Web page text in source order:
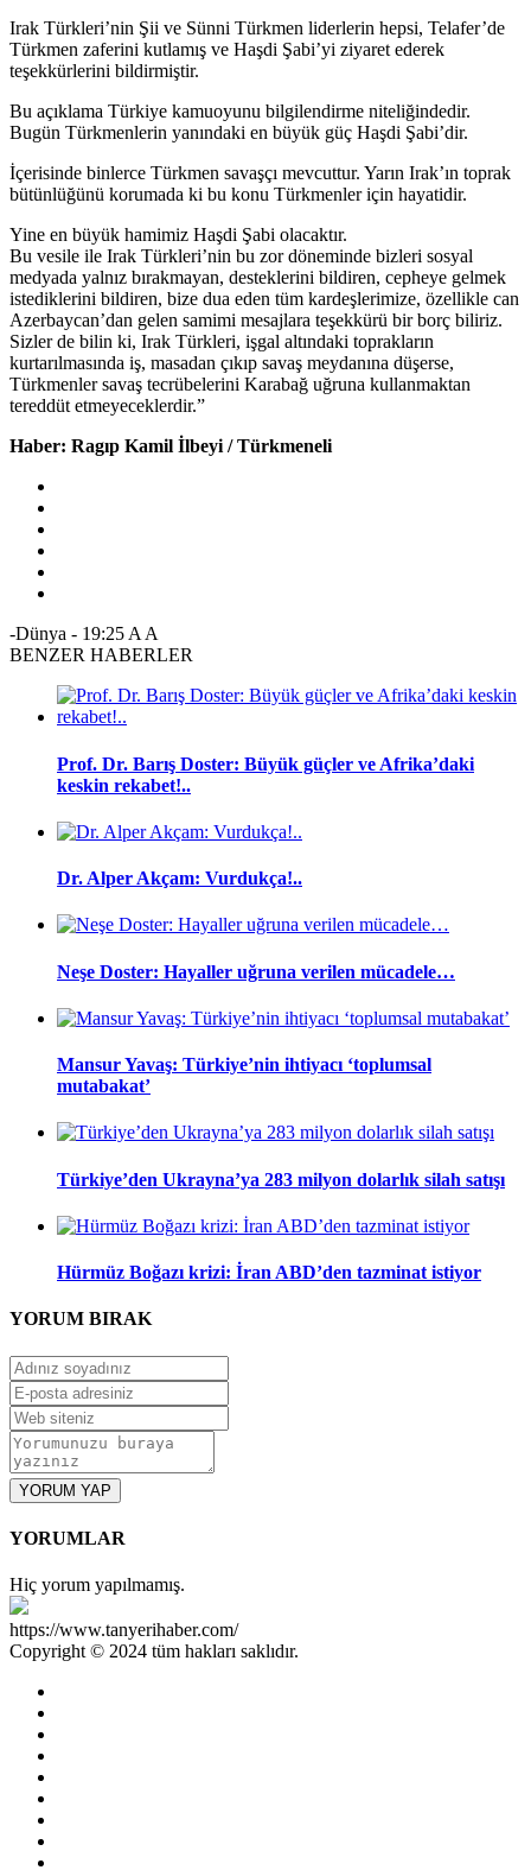
Irak Türkleri’nin Şii ve Sünni Türkmen liderlerin hepsi, Telafer’de
Türkmen zaferini kutlamış ve Haşdi Şabi’yi ziyaret ederek
teşekkürlerini bildirmiştir.
Bu açıklama Türkiye kamuoyunu bilgilendirme niteliğindedir.
Bugün Türkmenlerin yanındaki en büyük güç Haşdi Şabi’dir.
İçerisinde binlerce Türkmen savaşçı mevcuttur. Yarın Irak’ın toprak
bütünlüğünü korumada ki bu konu Türkmenler için hayatidir.
Yine en büyük hamimiz Haşdi Şabi olacaktır.
Bu vesile ile Irak Türkleri’nin bu zor döneminde bizleri sosyal
medyada yalnız bırakmayan, desteklerini bildiren, cepheye gelmek
istediklerini bildiren, bize dua eden tüm kardeşlerimize, özellikle can
Azerbaycan’dan gelen samimi mesajlara teşekkürü bir borç biliriz.
Sizler de bilin ki, Irak Türkleri, işgal altındaki toprakların
kurtarılmasında iş, masadan çıkıp savaş meydanına düşerse,
Türkmenler savaş tecrübelerini Karabağ uğruna kullanmaktan
tereddüt etmeyeceklerdir.”
Haber: Ragıp Kamil İlbeyi / Türkmeneli
-Dünya - 19:25 A A
BENZER HABERLER
Prof. Dr. Barış Doster: Büyük güçler ve Afrika’daki
keskin rekabet!..
Dr. Alper Akçam: Vurdukça!..
Neşe Doster: Hayaller uğruna verilen mücadele…
Mansur Yavaş: Türkiye’nin ihtiyacı ‘toplumsal
mutabakat’
Türkiye’den Ukrayna’ya 283 milyon dolarlık silah satışı
Hürmüz Boğazı krizi: İran ABD’den tazminat istiyor
YORUM BIRAK
YORUM YAP
YORUMLAR
Hiç yorum yapılmamış.
https://www.tanyerihaber.com/
Copyright © 2024 tüm hakları saklıdır.